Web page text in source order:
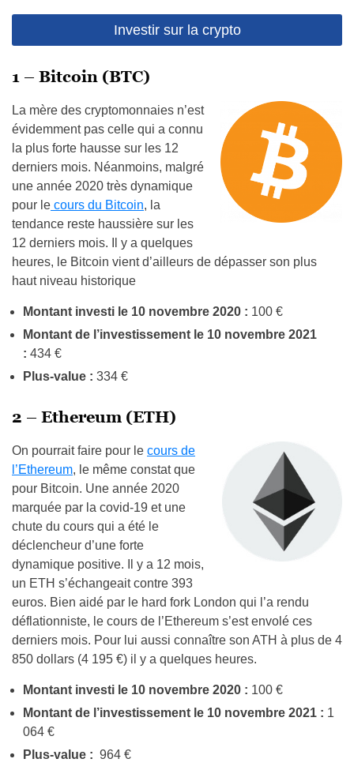
Investir sur la crypto
1 – Bitcoin (BTC)
La mère des cryptomonnaies n’est
évidemment pas celle qui a connu
la plus forte hausse sur les 12
derniers mois. Néanmoins, malgré
une année 2020 très dynamique
pour le cours du Bitcoin, la
tendance reste haussière sur les
12 derniers mois. Il y a quelques
heures, le Bitcoin vient d’ailleurs de dépasser son plus
haut niveau historique
Montant investi le 10 novembre 2020 : 100 €
Montant de l’investissement le 10 novembre 2021
: 434 €
Plus-value : 334 €
2 – Ethereum (ETH)
On pourrait faire pour le cours de
l’Ethereum, le même constat que
pour Bitcoin. Une année 2020
marquée par la covid-19 et une
chute du cours qui a été le
déclencheur d’une forte
dynamique positive. Il y a 12 mois,
un ETH s’échangeait contre 393
euros. Bien aidé par le hard fork London qui l’a rendu
déflationniste, le cours de l’Ethereum s’est envolé ces
derniers mois. Pour lui aussi connaître son ATH à plus de 4
850 dollars (4 195 €) il y a quelques heures.
Montant investi le 10 novembre 2020 : 100 €
Montant de l’investissement le 10 novembre 2021 : 1
064 €
Plus-value : 964 €